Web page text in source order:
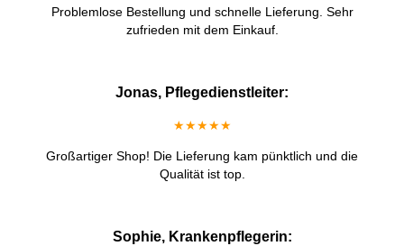
Problemlose Bestellung und schnelle Lieferung. Sehr
zufrieden mit dem Einkauf.
Jonas, Pflegedienstleiter:
★★★★★
Großartiger Shop! Die Lieferung kam pünktlich und die
Qualität ist top.
Sophie, Krankenpflegerin: